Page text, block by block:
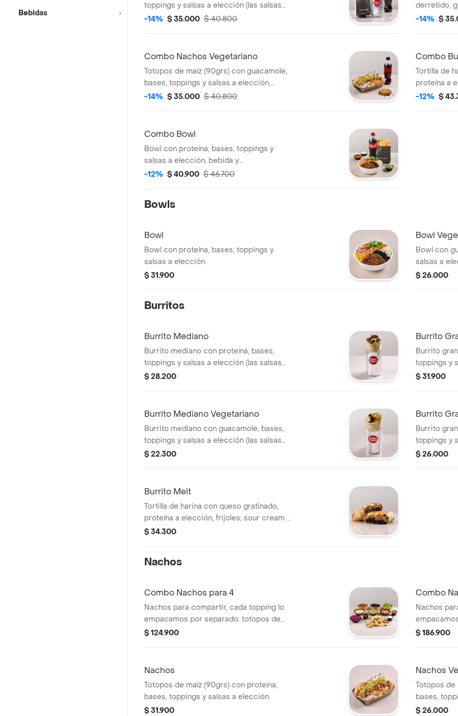
Bebidas
toppings y salsas a elección (las salsas
van por dentro del burrito), bebida y
-14% $ 35.000 $ 40.800
derretido,
(cebolla y
galleta o
-14% $
Combo Nachos Vegetariano
Totopos de maíz (90grs) con guacamole,
bases, toppings y salsas a elección,
bebida y acompañamiento (totopos con
-14% $ 35.000 $ 40.800
Combo
Tortilla de
proteína a
salsas a
-12% $
Combo Bowl
Bowl con proteína, bases, toppings y
salsas a elección, bebida y
acompañamiento a elección (totopos con
-12% $ 40.900 $ 46.700
Bowls
Bowl
Bowl con proteína, bases, toppings y
salsas a elección.
$ 31.900
Bowl
Bowl con
salsas a
$ 26.000
Burritos
Burrito Mediano
Burrito mediano con proteína, bases,
toppings y salsas a elección (las salsas
van por dentro del burrito).
$ 28.200
Burrito
Burrito
toppings y
van por
$ 31.900
Burrito Mediano Vegetariano
Burrito mediano con guacamole, bases,
toppings y salsas a elección (las salsas
van por dentro del burrito).
$ 22.300
Burrito
Burrito
toppings y
van por
$ 26.000
Burrito Melt
Tortilla de harina con queso gratinado,
proteína a elección, frijoles, sour cream y
salsas a elección.
$ 34.300
Nachos
Combo Nachos para 4
Nachos para compartir, cada topping lo
empacamos por separado: totopos de
maíz con proteína a elección (400grs),
Chilitaco y salsa habanero.
$ 124.900
Combo
Nachos
maíz con
Chilitaco y
$ 186.900
Nachos
Totopos de maíz (90grs) con proteína,
bases, toppings y salsas a elección.
$ 31.900
Nachos
Totopos de
bases,
$ 26.000